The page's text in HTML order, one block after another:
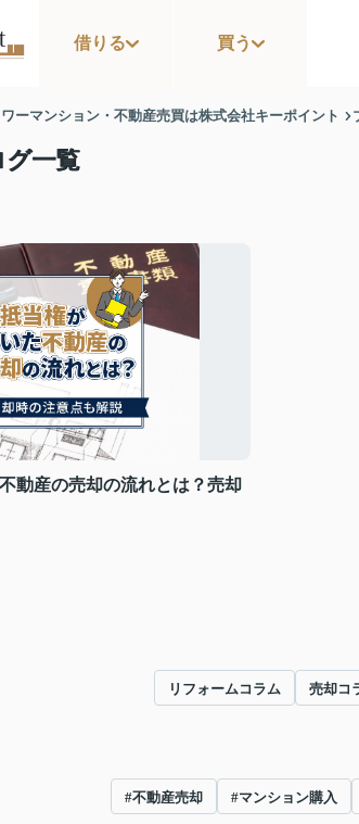
借りる 買う
ーマンション・不動産売買は株式会社キーポイント
一覧
動産の売却の流れとは？売却
リフォームコラム 売却コ
#不動産売却 #マンション購入